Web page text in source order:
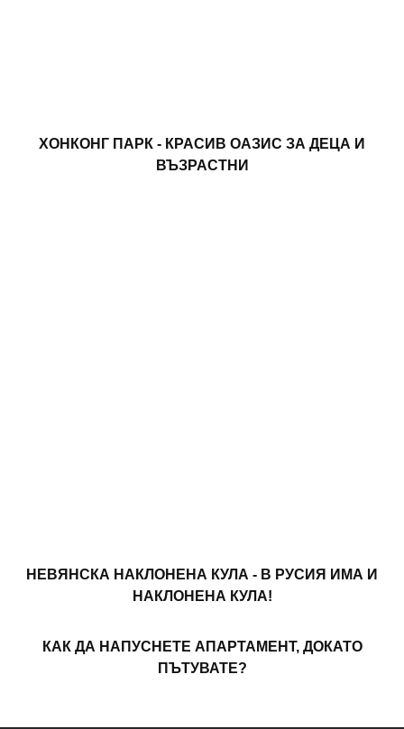
ХОНКОНГ ПАРК - КРАСИВ ОАЗИС ЗА ДЕЦА И
ВЪЗРАСТНИ
НЕВЯНСКА НАКЛОНЕНА КУЛА - В РУСИЯ ИМА И
НАКЛОНЕНА КУЛА!
КАК ДА НАПУСНЕТЕ АПАРТАМЕНТ, ДОКАТО
ПЪТУВАТЕ?